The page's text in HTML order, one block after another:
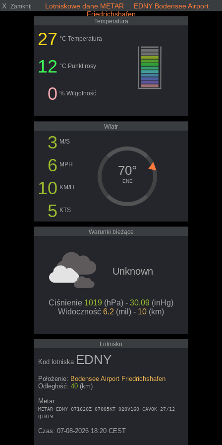
X Zamknij
Lotniskowe dane METAR EDNY Bodensee Airport
Friedrichshafen
Temperatura
27 °C Temperatura
12 °C Punkt rosy
0 % Wilgotność
Wiatr
3 M/S
6 MPH
10 KM/H
5 KTS
70°
ENE
Warunki bieżące
Unknown
Ciśnienie 1019 (hPa) - 30.09 (inHg)
Widoczność 6.2 (mil) - 10 (km)
Lotnisko
Kod lotniska EDNY
Położenie: Bodensee Airport Friedrichshafen
Odległość: 40 (km)
Metar:
METAR EDNY 071620Z 07005KT 020V160 CAVOK 27/12
Q1019
Czas: 07-08-2026 18:20 CEST